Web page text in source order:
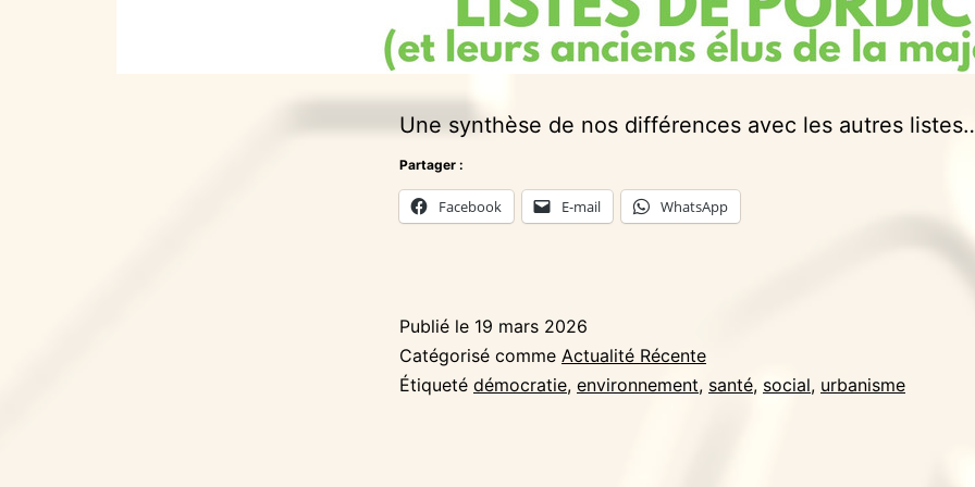
Une synthèse de nos différences avec les autres
Partager :
Facebook E-mail WhatsApp
Publié le 19 mars 2026
Catégorisé comme Actualité Récente
Étiqueté démocratie, environnement, santé, social, urbanisme